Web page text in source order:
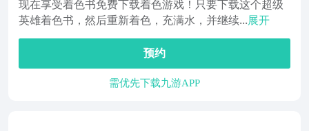
现在享受着色书免费下载着色游戏！只要下载这个超级
英雄着色书，然后重新着色，充满水，并继续...展开
预约
需优先下载九游APP